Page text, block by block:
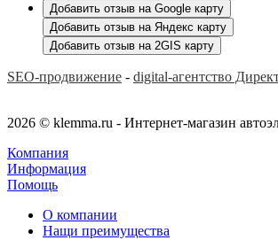
Добавить отзыв на Google карту
Добавить отзыв на Яндекс карту
Добавить отзыв на 2GIS карту
SEO-продвижение - digital-агентство
2026 © klemma.ru - Интернет-магазин
Компания
Информация
Помощь
О компании
Нащи преимущества